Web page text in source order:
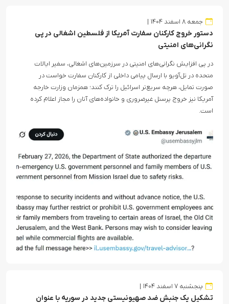
جمعه ۸ اسفند ۱۴۰۴
دستور خروج کارکنان سفارت آمریکا از فلسطین اشغالی در پی
نگرانی‌های امنیتی
در پی افزایش نگرانی‌های امنیتی در سرزمین‌های اشغالی، سفیر ایالات
متحده در تل‌آویو با ارسال پیامی داخلی از کارکنان سفارت خواست در
صورت تمایل، هرچه سریع‌تر اسرائیل را ترک کنند؛ همزمان وزارت خارجه
آمریکا نیز خروج پرسنل غیرضروری و خانواده‌های آنان را مجاز اعلام کرده
است.
پنجشنبه ۷ اسفند ۱۴۰۴
تشکیل یک جنبش ضد صهیونیستی جدید در سوریه با عنوان